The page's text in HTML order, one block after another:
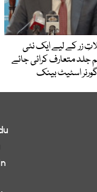
زر کے لیے ایک نئی
جلد متعارف کرائی جائے
اسٹیٹ بینک